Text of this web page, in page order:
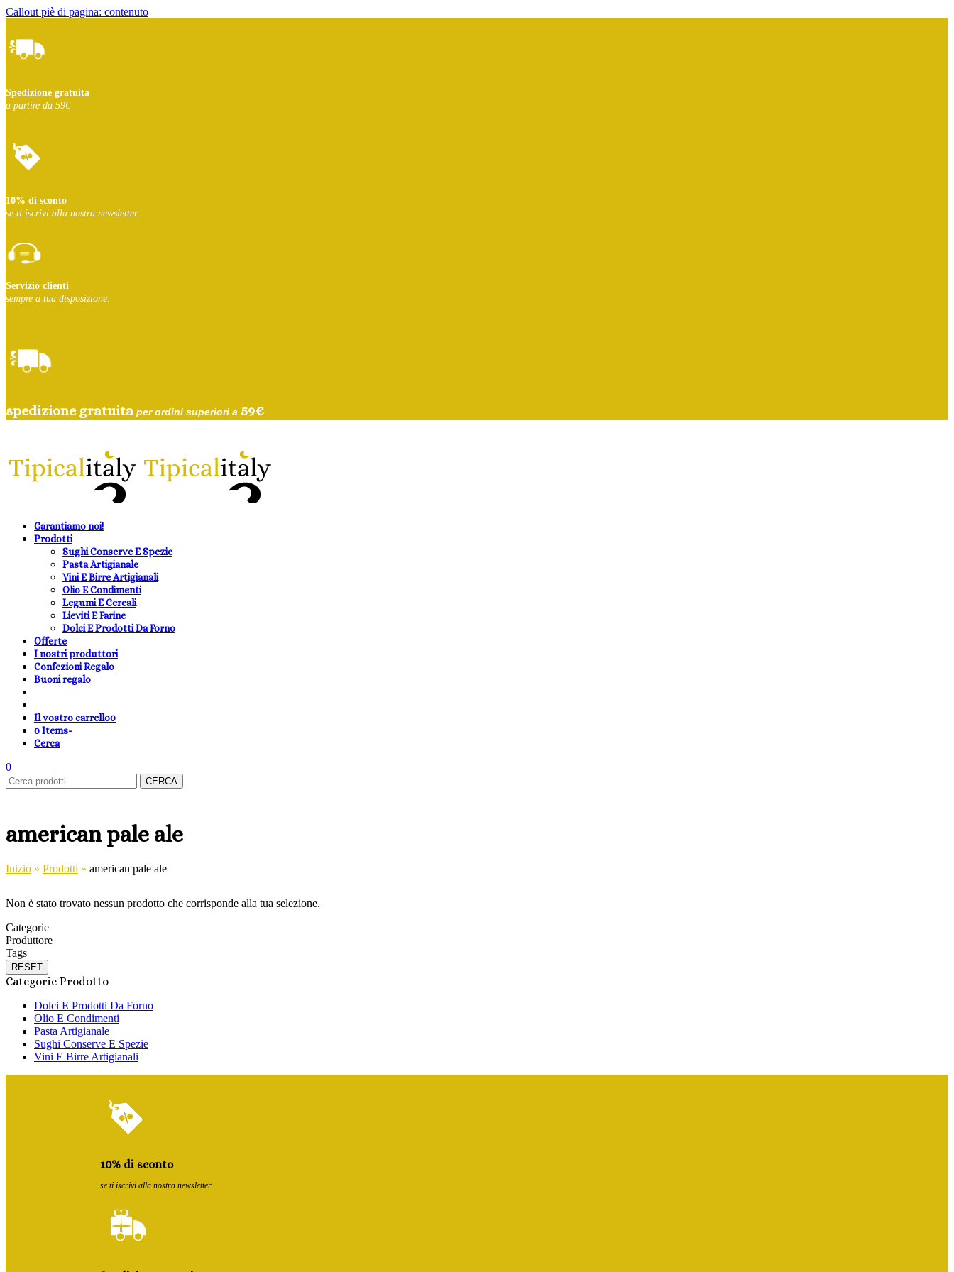
Callout piè di pagina: contenuto
Spedizione gratuita
a partire da 59€
10% di sconto
se ti iscrivi alla nostra newsletter.
Servizio clienti
sempre a tua disposizione.
spedizione gratuita per ordini superiori a 59€
Garantiamo noi!
Prodotti
Sughi Conserve E Spezie
Pasta Artigianale
Vini E Birre Artigianali
Olio E Condimenti
Legumi E Cereali
Lieviti E Farine
Dolci E Prodotti Da Forno
Offerte
I nostri produttori
Confezioni Regalo
Buoni regalo
Il vostro carrello0
0 Items-
Cerca
0shopping-
basket
Area
Clienti
search
cambia
lingua
Carrello
Cerca: CERCA
american pale ale
Inizio » Prodotti » american pale ale
Non è stato trovato nessun prodotto che corrisponde alla tua selezione.
Categorie
Produttore
Tags
RESET
Categorie Prodotto
Dolci E Prodotti Da Forno
Olio E Condimenti
Pasta Artigianale
Sughi Conserve E Spezie
Vini E Birre Artigianali
10% di sconto
se ti iscrivi alla nostra newsletter